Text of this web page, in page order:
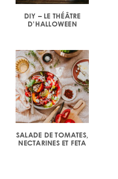
DIY – LE THÉÂTRE
D’HALLOWEEN
SALADE DE TOMATES,
NECTARINES ET FETA